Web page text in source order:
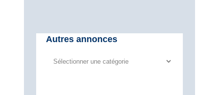
Autres annonces
Autres